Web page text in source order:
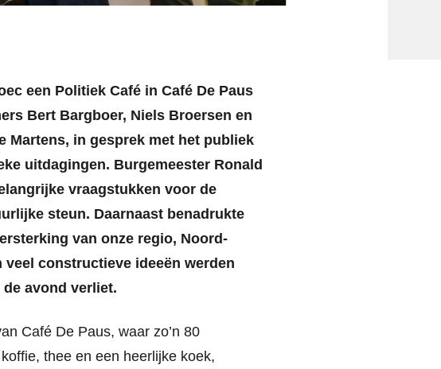
een Politiek Café in Café De Paus
Bert Bargboer, Niels Broersen en
Martens, in gesprek met het publiek
uitdagingen. Burgemeester Ronald
vraagstukken voor de
steun. Daarnaast benadrukte
van onze regio, Noord-
constructieve ideeën werden
avond verliet.
Café De Paus, waar zo’n 80
thee en een heerlijke koek,